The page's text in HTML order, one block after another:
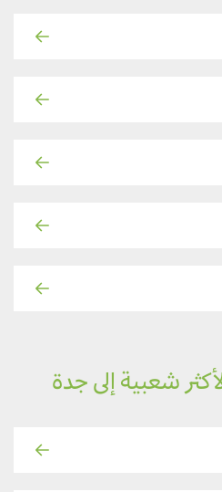
شعبية إلى جدة